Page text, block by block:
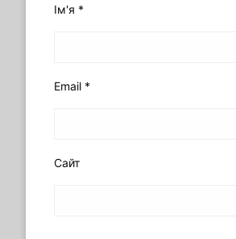
Ім'я *
Email *
Сайт